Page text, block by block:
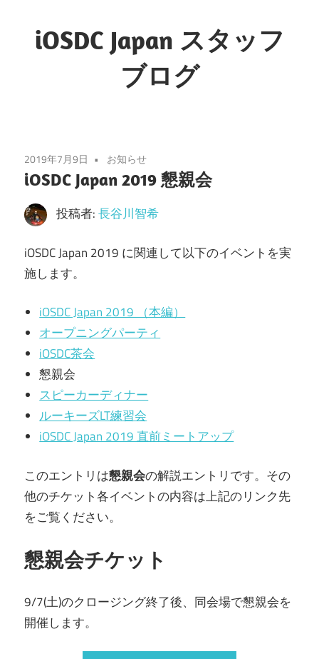
キ
ッ
iOSDC Japan スタッフ
ブログ
2019年7月9日 お知らせ
iOSDC Japan 2019 懇親会
投稿者:長谷川智希
iOSDC Japan 2019 に関連して以下のイベントを実
施します。
iOSDC Japan 2019 （本編）
オープニングパーティ
iOSDC茶会
懇親会
スピーカーディナー
ルーキーズLT練習会
iOSDC Japan 2019 直前ミートアップ
このエントリは懇親会の解説エントリです。その
他のチケット各イベントの内容は上記のリンク先
をご覧ください。
懇親会チケット
9/7(土)のクロージング終了後、同会場で懇親会を
開催します。